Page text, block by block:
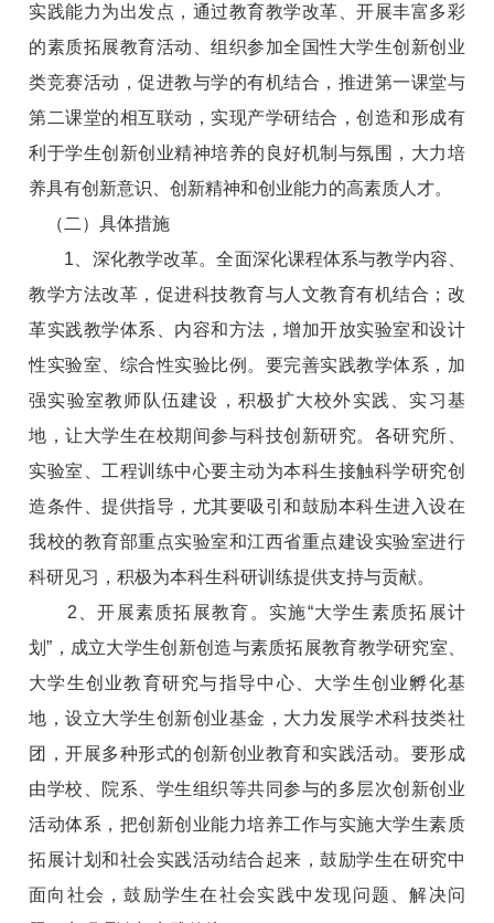
实践能力为出发点，通过教育教学改革、开展丰富多彩
的素质拓展教育活动、组织参加全国性大学生创新创业
类竞赛活动，促进教与学的有机结合，推进第一课堂与
第二课堂的相互联动，实现产学研结合，创造和形成有
利于学生创新创业精神培养的良好机制与氛围，大力培
养具有创新意识、创新精神和创业能力的高素质人才。
（二）具体措施
1、深化教学改革。全面深化课程体系与教学内容、
教学方法改革，促进科技教育与人文教育有机结合；改
革实践教学体系、内容和方法，增加开放实验室和设计
性实验室、综合性实验比例。要完善实践教学体系，加
强实验室教师队伍建设，积极扩大校外实践、实习基
地，让大学生在校期间参与科技创新研究。各研究所、
实验室、工程训练中心要主动为本科生接触科学研究创
造条件、提供指导，尤其要吸引和鼓励本科生进入设在
我校的教育部重点实验室和江西省重点建设实验室进行
科研见习，积极为本科生科研训练提供支持与贡献。
2、开展素质拓展教育。实施“大学生素质拓展计
划”，成立大学生创新创造与素质拓展教育教学研究室、
大学生创业教育研究与指导中心、大学生创业孵化基
地，设立大学生创新创业基金，大力发展学术科技类社
团，开展多种形式的创新创业教育和实践活动。要形成
由学校、院系、学生组织等共同参与的多层次创新创业
活动体系，把创新创业能力培养工作与实施大学生素质
拓展计划和社会实践活动结合起来，鼓励学生在研究中
面向社会，鼓励学生在社会实践中发现问题、解决问